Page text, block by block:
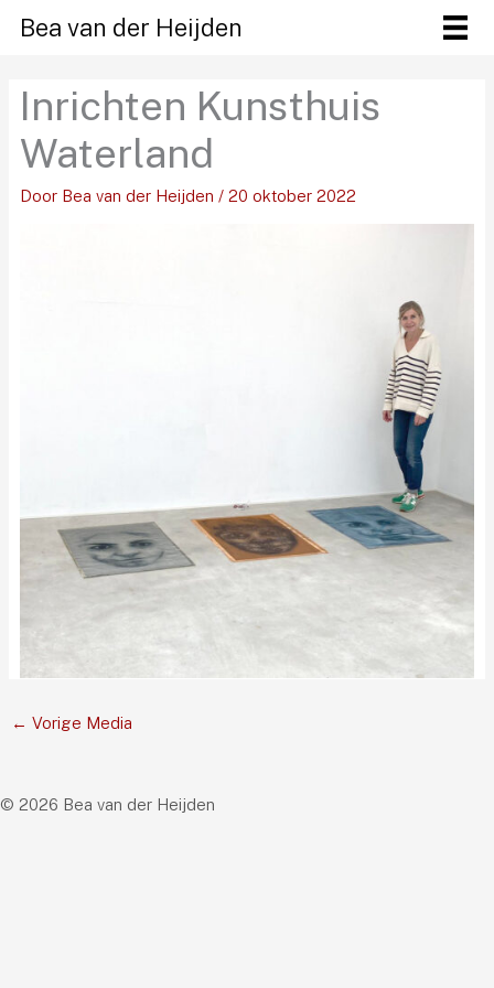
naar
inhoud
Bea van der Heijden
Inrichten Kunsthuis
Waterland
Door Bea van der Heijden / 20 oktober 2022
← Vorige Media
© 2026 Bea van der Heijden